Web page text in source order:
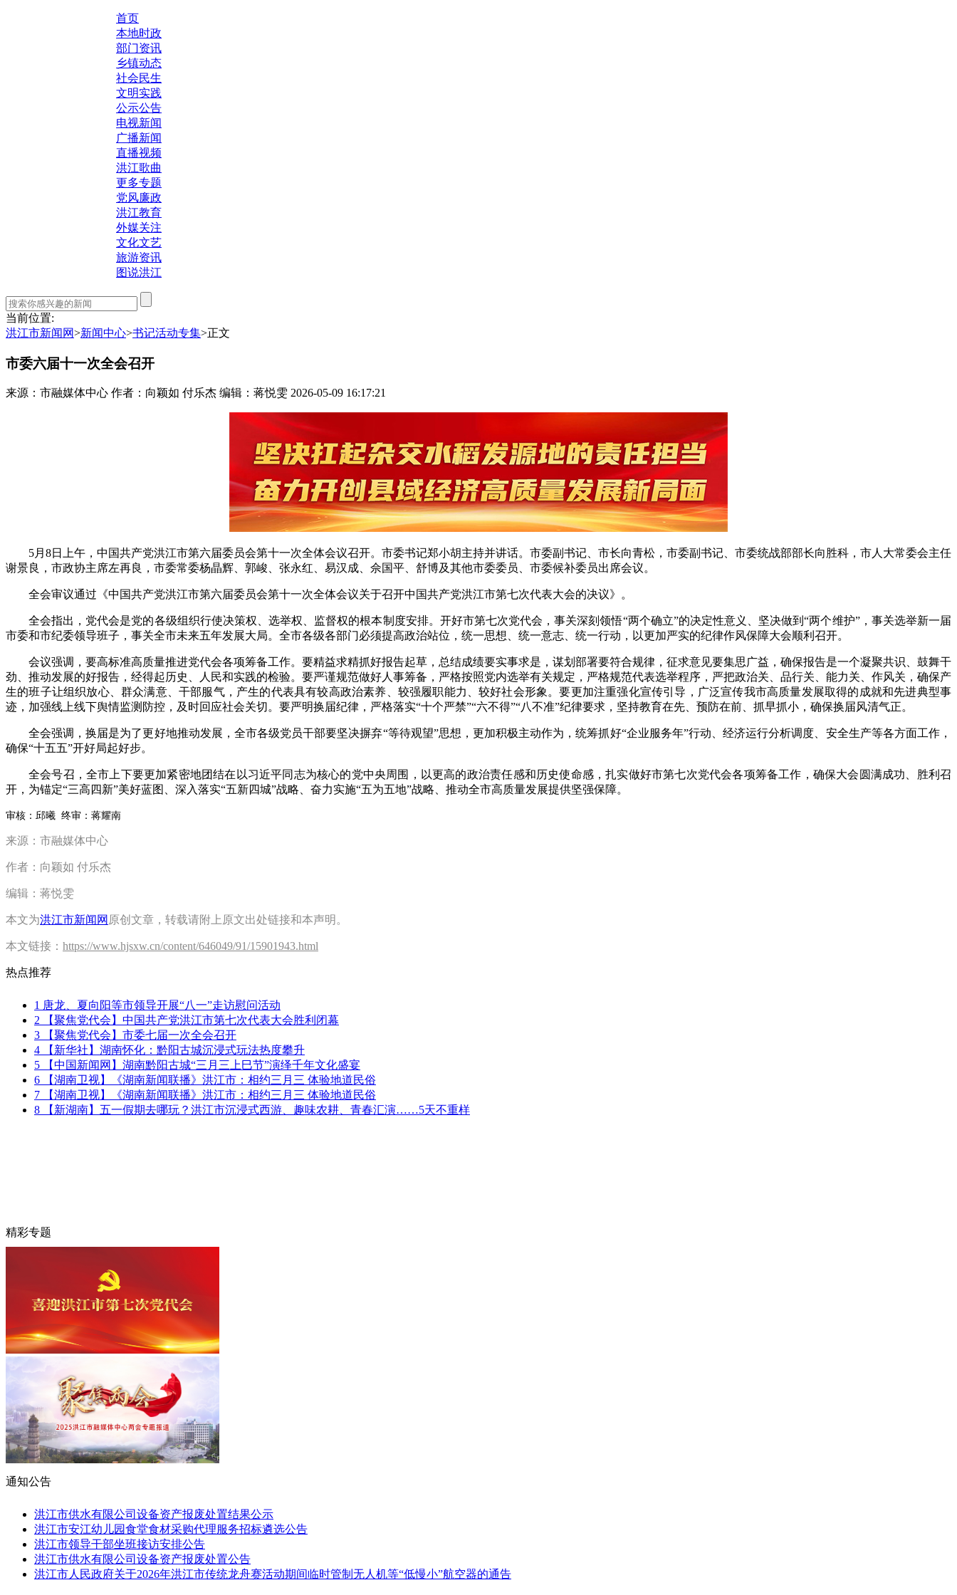
首页
本地时政
部门资讯
乡镇动态
社会民生
文明实践
公示公告
电视新闻
广播新闻
直播视频
洪江歌曲
更多专题
党风廉政
洪江教育
外媒关注
文化文艺
旅游资讯
图说洪江
当前位置:
洪江市新闻网>新闻中心>书记活动专集>正文
市委六届十一次全会召开
来源：市融媒体中心 作者：向颖如 付乐杰 编辑：蒋悦雯 2026-05-09 16:17:21
5月8日上午，中国共产党洪江市第六届委员会第十一次全体会议召开。市委书记郑小胡主持并讲话。市委副书记、市长向青松，市委副书记、市委统战部部长向胜科，市人大常委会主任
谢景良，市政协主席左再良，市委常委杨晶辉、郭峻、张永红、易汉成、佘国平、舒博及其他市委委员、市委候补委员出席会议。
全会审议通过《中国共产党洪江市第六届委员会第十一次全体会议关于召开中国共产党洪江市第七次代表大会的决议》。
全会指出，党代会是党的各级组织行使决策权、选举权、监督权的根本制度安排。开好市第七次党代会，事关深刻领悟“两个确立”的决定性意义、坚决做到“两个维护”，事关选举新一届
市委和市纪委领导班子，事关全市未来五年发展大局。全市各级各部门必须提高政治站位，统一思想、统一意志、统一行动，以更加严实的纪律作风保障大会顺利召开。
会议强调，要高标准高质量推进党代会各项筹备工作。要精益求精抓好报告起草，总结成绩要实事求是，谋划部署要符合规律，征求意见要集思广益，确保报告是一个凝聚共识、鼓舞干
劲、推动发展的好报告，经得起历史、人民和实践的检验。要严谨规范做好人事筹备，严格按照党内选举有关规定，严格规范代表选举程序，严把政治关、品行关、能力关、作风关，确保产
生的班子让组织放心、群众满意、干部服气，产生的代表具有较高政治素养、较强履职能力、较好社会形象。要更加注重强化宣传引导，广泛宣传我市高质量发展取得的成就和先进典型事
迹，加强线上线下舆情监测防控，及时回应社会关切。要严明换届纪律，严格落实“十个严禁”“六不得”“八不准”纪律要求，坚持教育在先、预防在前、抓早抓小，确保换届风清气正。
全会强调，换届是为了更好地推动发展，全市各级党员干部要坚决摒弃“等待观望”思想，更加积极主动作为，统筹抓好“企业服务年”行动、经济运行分析调度、安全生产等各方面工作，
确保“十五五”开好局起好步。
全会号召，全市上下要更加紧密地团结在以习近平同志为核心的党中央周围，以更高的政治责任感和历史使命感，扎实做好市第七次党代会各项筹备工作，确保大会圆满成功、胜利召
开，为锚定“三高四新”美好蓝图、深入落实“五新四城”战略、奋力实施“五为五地”战略、推动全市高质量发展提供坚强保障。
审核：邱曦 终审：蒋耀南
来源：市融媒体中心
作者：向颖如 付乐杰
编辑：蒋悦雯
本文为洪江市新闻网 原创文章，转载请附上原文出处链接和本声明。
本文链接： https://www.hjsxw.cn/content/646049/91/15901943.html
热点推荐
1 唐龙、夏向阳等市领导开展“八一”走访慰问活动
2 【聚焦党代会】中国共产党洪江市第七次代表大会胜利闭幕
3 【聚焦党代会】市委七届一次全会召开
4 【新华社】湖南怀化：黔阳古城沉浸式玩法热度攀升
5 【中国新闻网】湖南黔阳古城“三月三上巳节”演绎千年文化盛宴
6 【湖南卫视】《湖南新闻联播》洪江市：相约三月三 体验地道民俗
7 【湖南卫视】《湖南新闻联播》洪江市：相约三月三 体验地道民俗
8 【新湖南】五一假期去哪玩？洪江市沉浸式西游、趣味农耕、青春汇演……5天不重样
精彩专题
通知公告
洪江市供水有限公司设备资产报废处置结果公示
洪江市安江幼儿园食堂食材采购代理服务招标遴选公告
洪江市领导干部坐班接访安排公告
洪江市供水有限公司设备资产报废处置公告
洪江市人民政府关于2026年洪江市传统龙舟赛活动期间临时管制无人机等“低慢小”航空器的通告